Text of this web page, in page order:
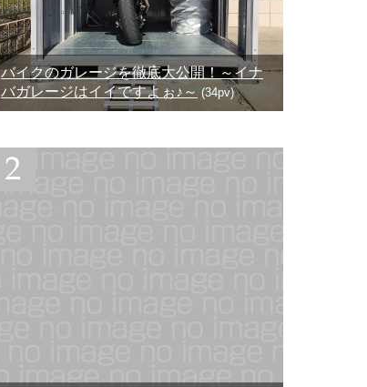
バイクのガレージを徹底大公開！～イナ
バガレージはイイですよぉ♪～ (34pv)